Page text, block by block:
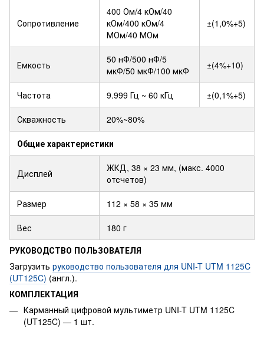
Сопротивление
400 Ом/4 кОм/40
кОм/400 кОм/4
МОм/40 МОм
±(1,0%+5)
Емкость
50 нФ/500 нФ/5
мкФ/50 мкФ/100 мкФ
±(4%+10)
Частота 9.999 Гц ~ 60 кГц ±(0,1%+5)
Скважность 20%~80%
Общие характеристики
Дисплей
ЖКД, 38 × 23 мм, (макс. 4000
отсчетов)
Размер 112 × 58 × 35 мм
Вес
180 г
РУКОВОДСТВО ПОЛЬЗОВАТЕЛЯ
Загрузить руководство пользователя для UNI-T UTM 1125C
(UT125C) (англ.).
КОМПЛЕКТАЦИЯ
Карманный цифровой мультиметр UNI-T UTM 1125C
(UT125C) — 1 шт.